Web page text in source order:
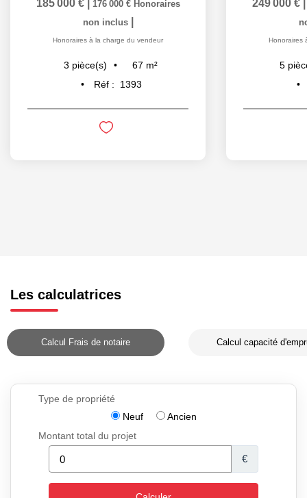
185 000 € 176 000 € Honoraires
non inclus
Honoraires à la charge du vendeur
3 pièce(s) 67 m²
Réf :
1393
249 000 €
Honoraires
5
Les calculatrices
Calcul Frais de notaire Calcul capacité